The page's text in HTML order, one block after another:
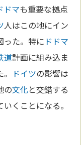
ドマも重要な拠点
人はこの地にイン
った。特に ドドマ
道計画に組み込ま
ドイツの影響は
の文化と交錯する
くことになる。